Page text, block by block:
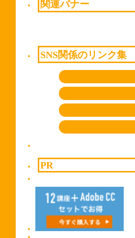
関連バナー
SNS関係のリンク集
PR